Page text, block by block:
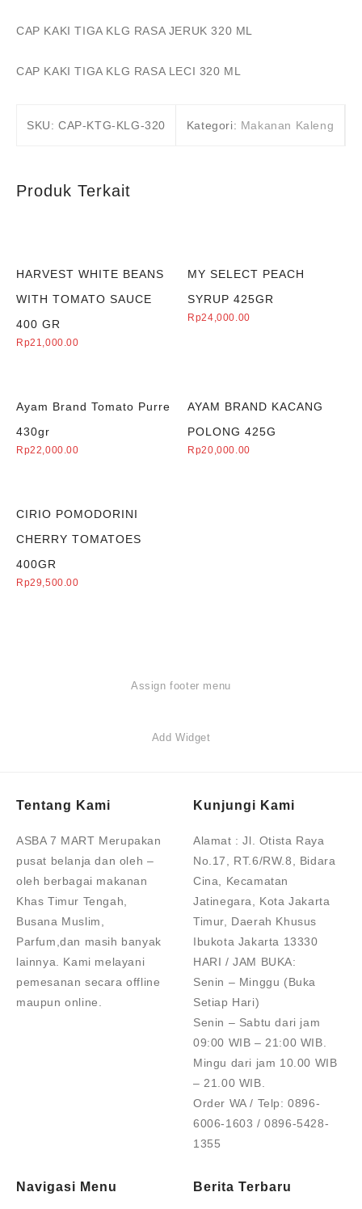
CAP KAKI TIGA KLG RASA JERUK 320 ML
CAP KAKI TIGA KLG RASA LECI 320 ML
SKU: CAP-KTG-KLG-320 Kategori: Makanan Kaleng
Produk Terkait
HARVEST WHITE BEANS
WITH TOMATO SAUCE
400 GR
Rp21,000.00
MY SELECT PEACH
SYRUP 425GR
Rp24,000.00
Ayam Brand Tomato Purre
430gr
Rp22,000.00
AYAM BRAND KACANG
POLONG 425G
Rp20,000.00
CIRIO POMODORINI
CHERRY TOMATOES
400GR
Rp29,500.00
Assign footer menu
Add Widget
Tentang Kami
ASBA 7 MART Merupakan
pusat belanja dan oleh –
oleh berbagai makanan
Khas Timur Tengah,
Busana Muslim,
Parfum,dan masih banyak
lainnya. Kami melayani
pemesanan secara offline
maupun online.
Kunjungi Kami
Alamat :Jl. Otista Raya
No.17, RT.6/RW.8, Bidara
Cina, Kecamatan
Jatinegara, Kota Jakarta
Timur, Daerah Khusus
Ibukota Jakarta 13330
HARI / JAM BUKA:
Senin – Minggu (Buka
Setiap Hari)
Senin – Sabtu dari jam
09:00 WIB – 21:00 WIB.
Mingu dari jam 10.00 WIB
– 21.00 WIB.
Order WA / Telp: 0896-
6006-1603 / 0896-5428-
1355
Navigasi Menu Berita Terbaru